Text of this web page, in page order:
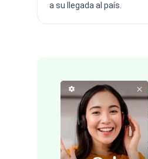
a su llegada al país.